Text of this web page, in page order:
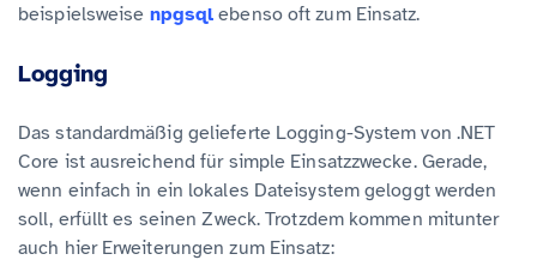
beispielsweise npgsql ebenso oft zum Einsatz.
Logging
Das standardmäßig gelieferte Logging-System von .NET
Core ist ausreichend für simple Einsatzzwecke. Gerade,
wenn einfach in ein lokales Dateisystem geloggt werden
soll, erfüllt es seinen Zweck. Trotzdem kommen mitunter
auch hier Erweiterungen zum Einsatz: